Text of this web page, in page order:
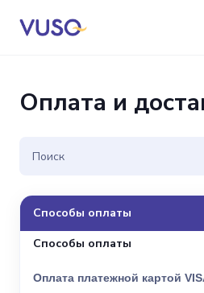
Оплата и
Способы оплаты
Способы оплаты
Оплата платежной картой